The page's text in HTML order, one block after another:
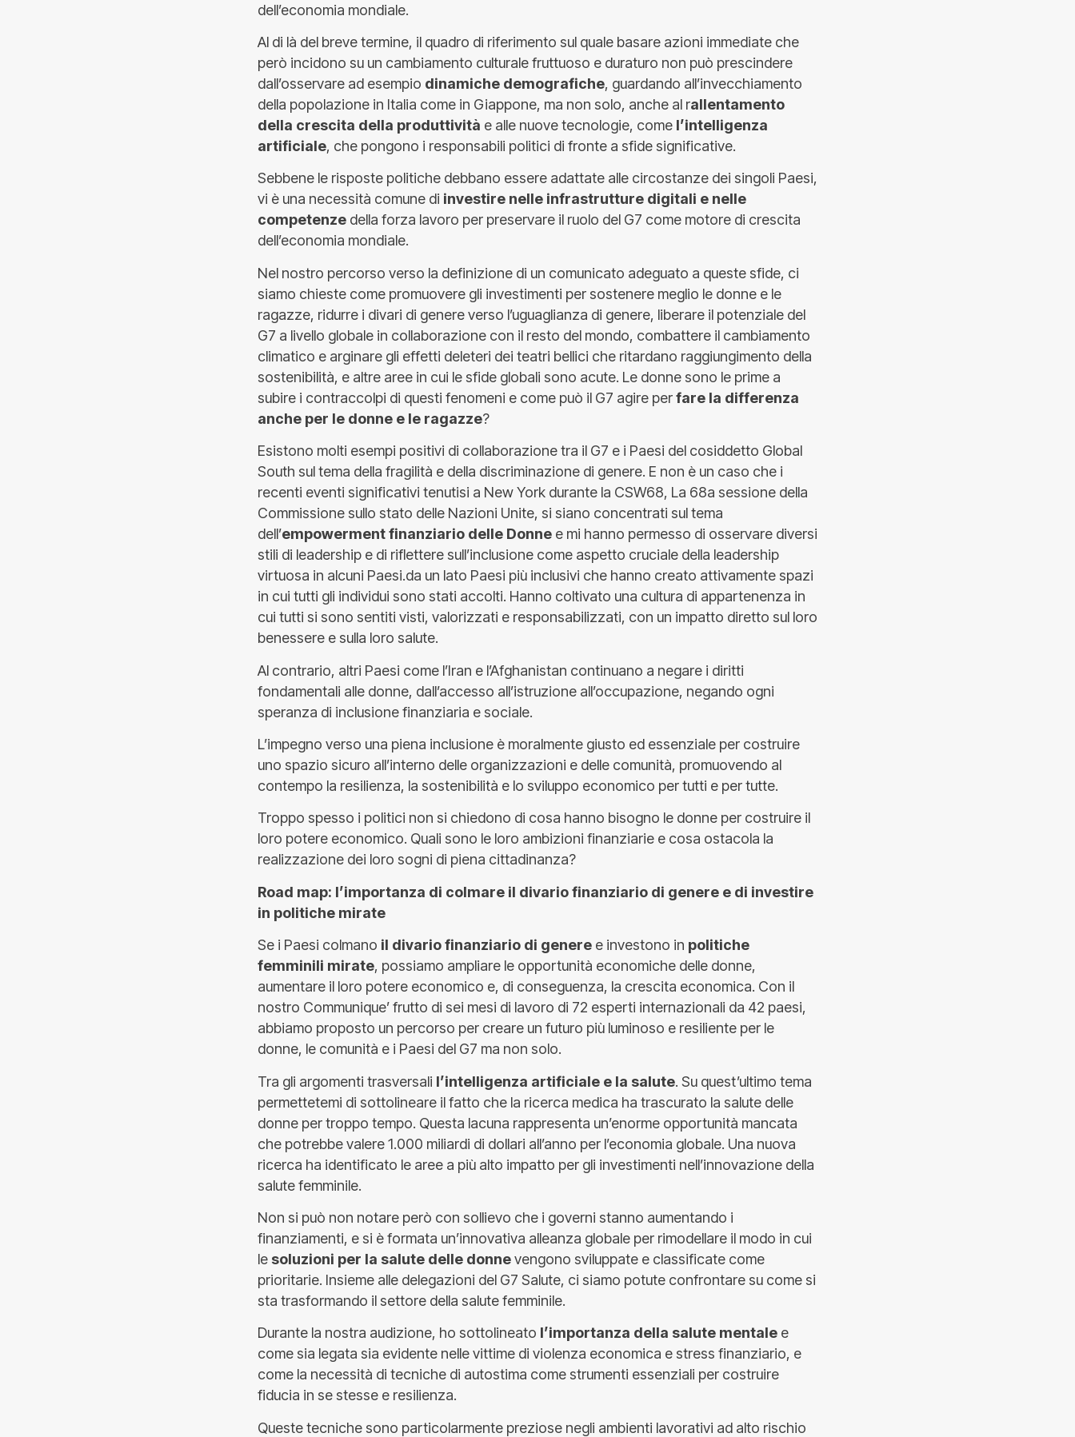
dell’economia mondiale.
Al di là del breve termine, il quadro di riferimento sul quale basare azioni immediate che
però incidono su un cambiamento culturale fruttuoso e duraturo non può prescindere
dall’osservare ad esempio dinamiche demografiche, guardando all’invecchiamento
della popolazione in Italia come in Giappone, ma non solo, anche al rallentamento
della crescita della produttività e alle nuove tecnologie, come l’intelligenza
artificiale, che pongono i responsabili politici di fronte a sfide significative.
Sebbene le risposte politiche debbano essere adattate alle circostanze dei singoli Paesi,
vi è una necessità comune di investire nelle infrastrutture digitali e nelle
competenze della forza lavoro per preservare il ruolo del G7 come motore di crescita
dell’economia mondiale.
Nel nostro percorso verso la definizione di un comunicato adeguato a queste sfide, ci
siamo chieste come promuovere gli investimenti per sostenere meglio le donne e le
ragazze, ridurre i divari di genere verso l’uguaglianza di genere, liberare il potenziale del
G7 a livello globale in collaborazione con il resto del mondo, combattere il cambiamento
climatico e arginare gli effetti deleteri dei teatri bellici che ritardano raggiungimento della
sostenibilità, e altre aree in cui le sfide globali sono acute. Le donne sono le prime a
subire i contraccolpi di questi fenomeni e come può il G7 agire perfare la differenza
anche per le donne e le ragazze?
Esistono molti esempi positivi di collaborazione tra il G7 e i Paesi del cosiddetto Global
South sul tema della fragilità e della discriminazione di genere. E non è un caso che i
recenti eventi significativi tenutisi a New York durante la CSW68, La 68a sessione della
Commissione sullo stato delle Nazioni Unite, si siano concentrati sul tema
dell’empowerment finanziario delle Donne e mi hanno permesso di osservare diversi
stili di leadership e di riflettere sull’inclusione come aspetto cruciale della leadership
virtuosa in alcuni Paesi.da un lato Paesi più inclusivi che hanno creato attivamente spazi
in cui tutti gli individui sono stati accolti. Hanno coltivato una cultura di appartenenza in
cui tutti si sono sentiti visti, valorizzati e responsabilizzati, con un impatto diretto sul loro
benessere e sulla loro salute.
Al contrario, altri Paesi come l’Iran e l’Afghanistan continuano a negare i diritti
fondamentali alle donne, dall’accesso all’istruzione all’occupazione, negando ogni
speranza di inclusione finanziaria e sociale.
L’impegno verso una piena inclusione è moralmente giusto ed essenziale per costruire
uno spazio sicuro all’interno delle organizzazioni e delle comunità, promuovendo al
contempo la resilienza, la sostenibilità e lo sviluppo economico per tutti e per tutte.
Troppo spesso i politici non si chiedono di cosa hanno bisogno le donne per costruire il
loro potere economico. Quali sono le loro ambizioni finanziarie e cosa ostacola la
realizzazione dei loro sogni di piena cittadinanza?
Road map: l’importanza di colmare il divario finanziario di genere e di investire
in politiche mirate
Se i Paesi colmano il divario finanziario di genere e investono in politiche
femminili mirate, possiamo ampliare le opportunità economiche delle donne,
aumentare il loro potere economico e, di conseguenza, la crescita economica. Con il
nostro Communique’ frutto di sei mesi di lavoro di 72 esperti internazionali da 42 paesi,
abbiamo proposto un percorso per creare un futuro più luminoso e resiliente per le
donne, le comunità e i Paesi del G7 ma non solo.
Tra gli argomenti trasversali l’intelligenza artificiale e la salute. Su quest’ultimo tema
permettetemi di sottolineare il fatto che la ricerca medica ha trascurato la salute delle
donne per troppo tempo. Questa lacuna rappresenta un’enorme opportunità mancata
che potrebbe valere 1.000 miliardi di dollari all’anno per l’economia globale. Una nuova
ricerca ha identificato le aree a più alto impatto per gli investimenti nell’innovazione della
salute femminile.
Non si può non notare però con sollievo che i governi stanno aumentando i
finanziamenti, e si è formata un’innovativa alleanza globale per rimodellare il modo in cui
le soluzioni per la salute delle donnevengono sviluppate e classificate come
prioritarie. Insieme alle delegazioni del G7 Salute, ci siamo potute confrontare su come si
sta trasformando il settore della salute femminile.
Durante la nostra audizione, ho sottolineato l’importanza della salute mentale e
come sia legata sia evidente nelle vittime di violenza economica e stress finanziario, e
come la necessità di tecniche di autostima come strumenti essenziali per costruire
fiducia in se stesse e resilienza.
Queste tecniche sono particolarmente preziose negli ambienti lavorativi ad alto rischio